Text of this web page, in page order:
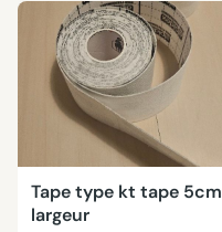
Tape type kt tape 5cm
largeur